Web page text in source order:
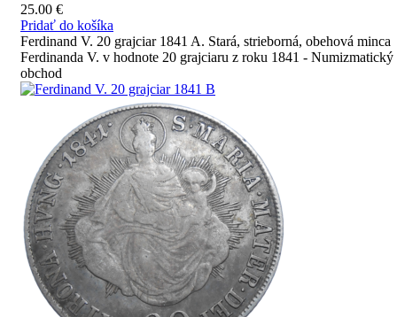
25.00 €
Pridať do košíka
Ferdinand V. 20 grajciar 1841 A. Stará, strieborná, obehová minca
Ferdinanda V. v hodnote 20 grajciaru z roku 1841 - Numizmatický
obchod